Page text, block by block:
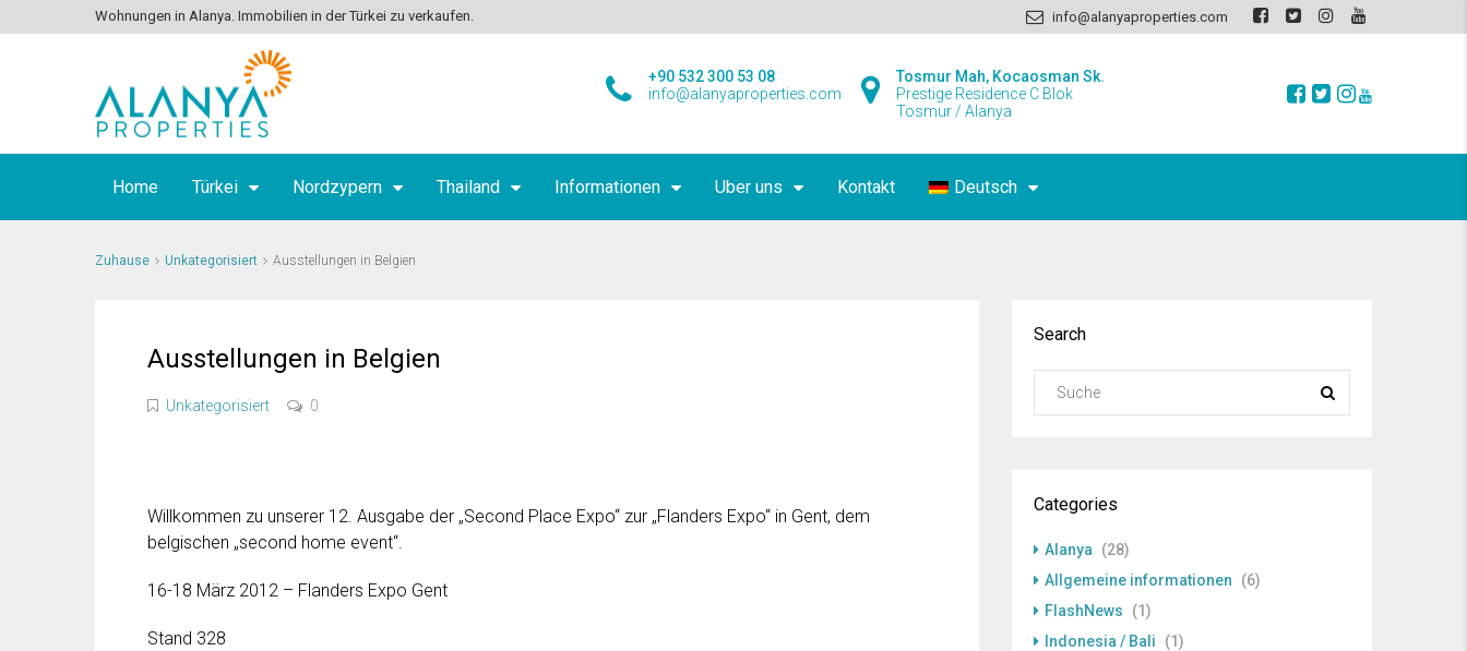
Wohnungen in Alanya. Immobilien in der Türkei zu verkaufen. info@alanyaproperties.com
Tosmur Mah, Kocaosman Sk.
Prestige Residence C Blok
Tosmur / Alanya
+90 532 300 53 08
info@alanyaproperties.com
Home Türkei Nordzypern Thailand Informationen Uber uns Kontakt Deutsch
Zuhause Unkategorisiert Ausstellungen in Belgien
Ausstellungen in Belgien
Unkategorisiert 0
Willkommen zu unserer 12. Ausgabe der „Second Place Expo“ zur „Flanders Expo“ in Gent, dem
belgischen „second home event“.
16-18 März 2012 – Flanders Expo Gent
Stand 328
Search
Categories
Alanya
(28)
Allgemeine informationen
(6)
FlashNews
(1)
Indonesia / Bali
(1)